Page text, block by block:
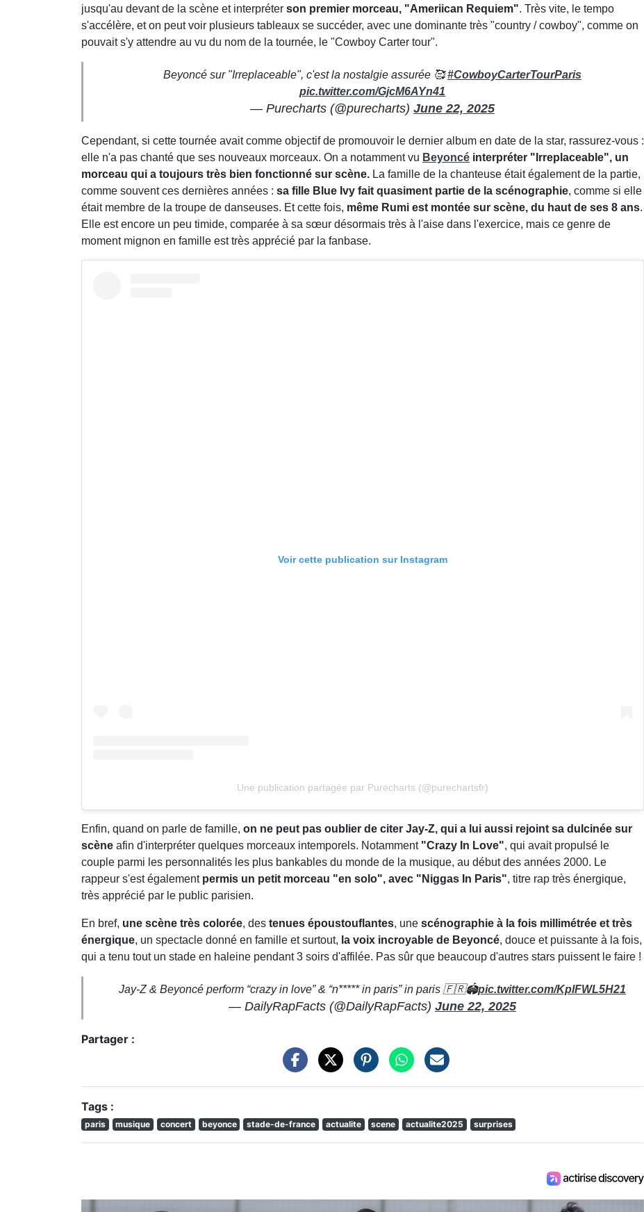
jusqu'au devant de la scène et interpréter son premier morceau, "Ameriican Requiem". Très vite, le tempo
s'accélère, et on peut voir plusieurs tableaux se succéder, avec une dominante très "country / cowboy", comme on
pouvait s'y attendre au vu du nom de la tournée, le "Cowboy Carter tour".
Beyoncé sur "Irreplaceable", c'est la nostalgie assurée 🥰#CowboyCarterTourParis
pic.twitter.com/GjcM6AYn41
— Purecharts (@purecharts) June 22, 2025
Cependant, si cette tournée avait comme objectif de promouvoir le dernier album en date de la star, rassurez-vous :
elle n'a pas chanté que ses nouveaux morceaux. On a notamment vu Beyoncé interpréter "Irreplaceable", un
morceau qui a toujours très bien fonctionné sur scène. La famille de la chanteuse était également de la partie,
comme souvent ces dernières années : sa fille Blue Ivy fait quasiment partie de la scénographie, comme si elle
était membre de la troupe de danseuses. Et cette fois, même Rumi est montée sur scène, du haut de ses 8 ans.
Elle est encore un peu timide, comparée à sa sœur désormais très à l'aise dans l'exercice, mais ce genre de
moment mignon en famille est très apprécié par la fanbase.
Voir cette publication sur Instagram
Une publication partagée par Purecharts (@purechartsfr)
Enfin, quand on parle de famille, on ne peut pas oublier de citer Jay-Z, qui a lui aussi rejoint sa dulcinée sur
scène afin d'interpréter quelques morceaux intemporels. Notamment "Crazy In Love", qui avait propulsé le
couple parmi les personnalités les plus bankables du monde de la musique, au début des années 2000. Le
rappeur s'est égalementpermis un petit morceau "en solo", avec "Niggas In Paris", titre rap très énergique,
très apprécié par le public parisien.
En bref, une scène très colorée, des tenues époustouflantes, une scénographie à la fois millimétrée et très
énergique, un spectacle donné en famille et surtout, la voix incroyable de Beyoncé, douce et puissante à la fois,
qui a tenu tout un stade en haleine pendant 3 soirs d'affilée. Pas sûr que beaucoup d'autres stars puissent le faire !
Jay-Z & Beyoncé perform “crazy in love” & “n***** in paris” in paris 🇫🇷🏟️pic.twitter.com/KplFWL5H21
— DailyRapFacts (@DailyRapFacts) June 22, 2025
Partager :
Tags :
paris musique concert beyonce stade-de-france actualite scene actualite2025 surprises